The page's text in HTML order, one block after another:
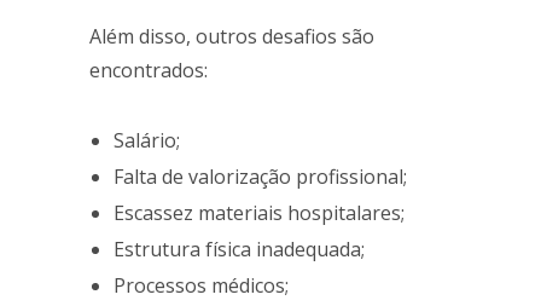
Além disso, outros desafios são
encontrados:
Salário;
Falta de valorização profissional;
Escassez materiais hospitalares;
Estrutura física inadequada;
Processos médicos;